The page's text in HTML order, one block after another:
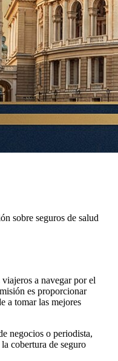
sobre seguros de salud
a navegar por el
es proporcionar
a tomar las mejores
negocios o periodista,
cobertura de seguro